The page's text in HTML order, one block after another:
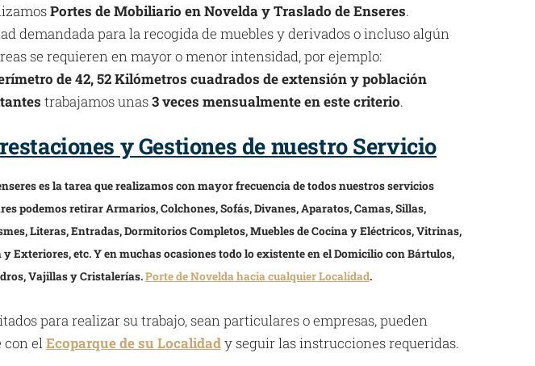
Portes de Mobiliario en Novelda y Traslado de Enseres.
demandada para la recogida de muebles y derivados o incluso algún
se requieren en mayor o menor intensidad, por ejemplo:
de 42, 52 Kilómetros cuadrados de extensión y población
trabajamos unas3 veces mensualmente en este criterio.
y Gestiones de nuestro Servicio
es la tarea que realizamos con mayor frecuencia de todos nuestros servicios
podemos retirar Armarios, Colchones, Sofás, Divanes, Aparatos, Camas, Sillas,
Literas, Entradas, Dormitorios Completos, Muebles de Cocina y Eléctricos, Vitrinas,
Exteriores, etc. Y en muchas ocasiones todo lo existente en el Domicilio con Bártulos,
Vajillas y Cristalerías.Porte de Novelda hacia cualquier Localidad.
para realizar su trabajo, sean particulares o empresas, pueden
con elEcoparque de su Localidady seguir las instrucciones requeridas.